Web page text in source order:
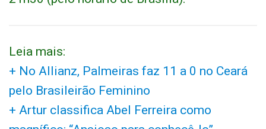
Leia mais:
+ No Allianz, Palmeiras faz 11 a 0 no Ceará
pelo Brasileirão Feminino
+ Artur classifica Abel Ferreira como